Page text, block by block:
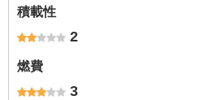
積載性
2
燃費
3